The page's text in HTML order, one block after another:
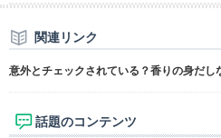
関連リンク
意外とチェックされている？香りの身だし
話題のコンテンツ